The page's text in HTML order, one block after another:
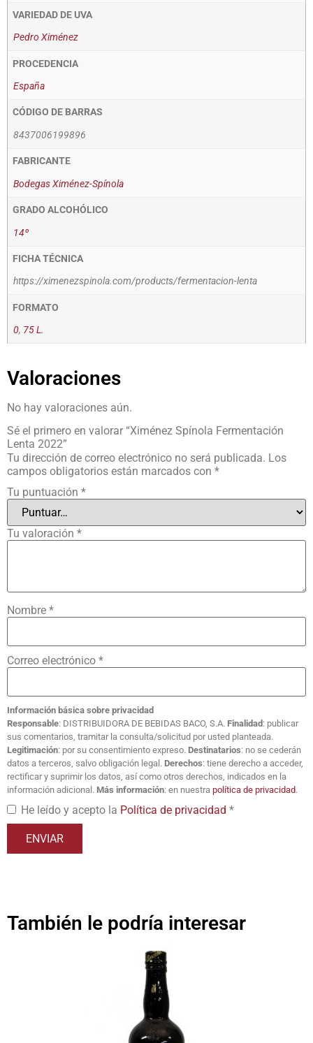
VARIEDAD DE UVA
Pedro Ximénez
PROCEDENCIA
España
CÓDIGO DE BARRAS
8437006199896
FABRICANTE
Bodegas Ximénez-Spínola
GRADO ALCOHÓLICO
14º
FICHA TÉCNICA
https://ximenezspinola.com/products/fermentacion-lenta
FORMATO
0, 75 L.
Valoraciones
No hay valoraciones aún.
Sé el primero en valorar “Ximénez Spínola Fermentación
Lenta 2022”
Tu dirección de correo electrónico no será publicada. Los
campos obligatorios están marcados con *
Tu puntuación *
Tu valoración *
Nombre *
Correo electrónico *
Información básica sobre privacidad
Responsable: DISTRIBUIDORA DE BEBIDAS BACO, S.A. Finalidad : publicar
sus comentarios, tramitar la consulta/solicitud por usted planteada.
Legitimación: por su consentimiento expreso. Destinatarios: no se cederán
datos a terceros, salvo obligación legal. Derechos: tiene derecho a acceder,
rectificar y suprimir los datos, así como otros derechos, indicados en la
información adicional. Más información: en nuestra política de privacidad.
He leído y acepto la Política de privacidad *
También le podría interesar